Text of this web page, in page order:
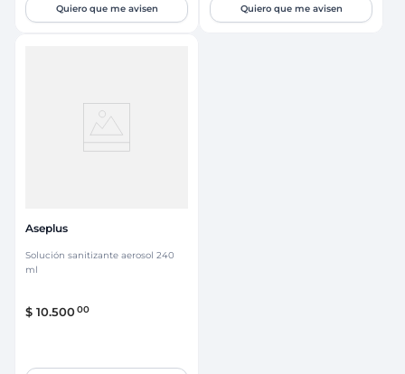
Quiero que me avisen Quiero que me avisen
Aseplus
Solución sanitizante aerosol 240
ml
$ 10.50000